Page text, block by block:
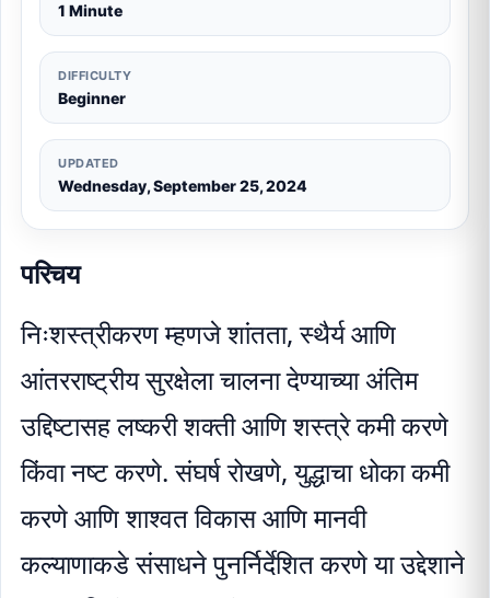
1 Minute
DIFFICULTY
Beginner
UPDATED
Wednesday, September 25, 2024
परिचय
निःशस्त्रीकरण म्हणजे शांतता, स्थैर्य आणि
आंतरराष्ट्रीय सुरक्षेला चालना देण्याच्या अंतिम
उद्दिष्टासह लष्करी शक्ती आणि शस्त्रे कमी करणे
किंवा नष्ट करणे. संघर्ष रोखणे, युद्धाचा धोका कमी
करणे आणि शाश्वत विकास आणि मानवी
कल्याणाकडे संसाधने पुनर्निर्देशित करणे या उद्देशाने